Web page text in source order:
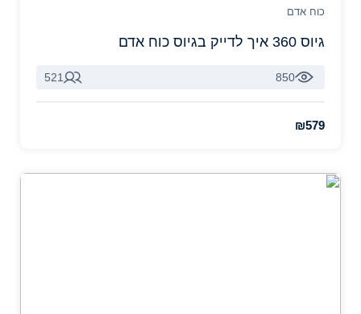
כוח אדם
גיוס 360 איך לדייק בגיוס כוח אדם
850
521
₪579